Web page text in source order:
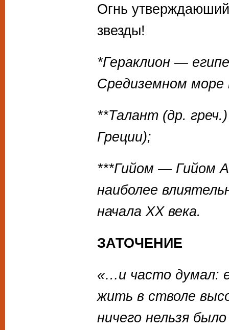
Огнь
звезды!
*Гераклион —
Средиземном море
**Талант (др.
Греции);
***Гийом — Гийом
наиболее
начала ХХ века.
ЗАТОЧЕНИЕ
«…и часто думал:
жить в стволе
ничего нельзя